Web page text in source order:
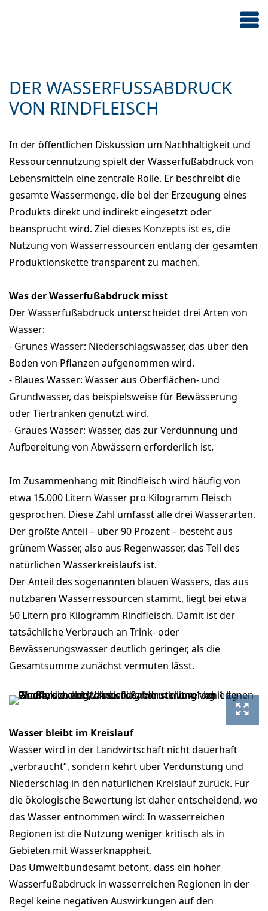
DER WASSERFUSSABDRUCK V
ON RINDFLEISCH
In der öffentlichen Diskussion um Nachhaltigkeit und
Ressourcennutzung spielt der Wasserfußabdruck von
Lebensmitteln eine zentrale Rolle. Er beschreibt die
gesamte Wassermenge, die bei der Erzeugung eines
Produkts direkt und indirekt eingesetzt oder
beansprucht wird. Ziel dieses Konzepts ist es, die
Nutzung von Wasserressourcen entlang der gesamten
Produktionskette transparent zu machen.
Was der Wasserfußabdruck misst
Der Wasserfußabdruck unterscheidet drei Arten von
Wasser:
- Grünes Wasser: Niederschlagswasser, das über den
Boden von Pflanzen aufgenommen wird.
- Blaues Wasser: Wasser aus Oberflächen- und
Grundwasser, das beispielsweise für Bewässerung
oder Tiertränken genutzt wird.
- Graues Wasser: Wasser, das zur Verdünnung und
Aufbereitung von Abwässern erforderlich ist.
Im Zusammenhang mit Rindfleisch wird häufig von
etwa 15.000 Litern Wasser pro Kilogramm Fleisch
gesprochen. Diese Zahl umfasst alle drei Wasserarten.
Der größte Anteil – über 90 Prozent – besteht aus
grünem Wasser, also aus Regenwasser, das Teil des
natürlichen Wasserkreislaufs ist.
Der Anteil des sogenannten blauen Wassers, das aus
nutzbaren Wasserressourcen stammt, liegt bei etwa
50 Litern pro Kilogramm Rindfleisch. Damit ist der
tatsächliche Verbrauch an Trink- oder
Bewässerungswasser deutlich geringer, als die
Gesamtsumme zunächst vermuten lässt.
Wasser bleibt im Kreislauf
Wasser wird in der Landwirtschaft nicht dauerhaft
„verbraucht“, sondern kehrt über Verdunstung und
Niederschlag in den natürlichen Kreislauf zurück. Für
die ökologische Bewertung ist daher entscheidend, wo
das Wasser entnommen wird: In wasserreichen
Regionen ist die Nutzung weniger kritisch als in
Gebieten mit Wasserknappheit.
Das Umweltbundesamt betont, dass ein hoher
Wasserfußabdruck in wasserreichen Regionen in der
Regel keine negativen Auswirkungen auf den